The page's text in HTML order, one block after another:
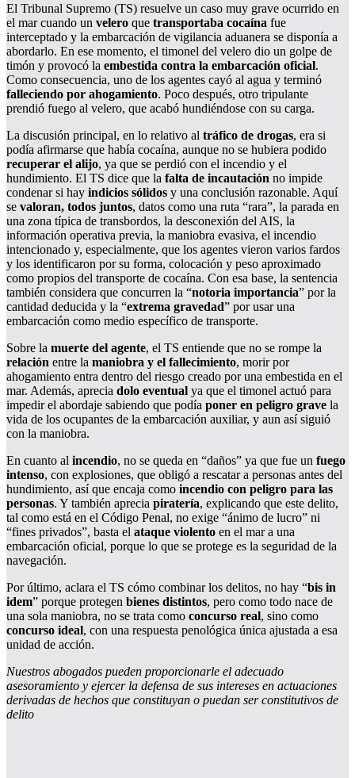
El Tribunal Supremo (TS) resuelve un caso muy grave ocurrido en
el mar cuando un velero que transportaba cocaína fue
interceptado y la embarcación de vigilancia aduanera se disponía a
abordarlo. En ese momento, el timonel del velero dio un golpe de
timón y provocó la embestida contra la embarcación oficial.
Como consecuencia, uno de los agentes cayó al agua y terminó
falleciendo por ahogamiento. Poco después, otro tripulante
prendió fuego al velero, que acabó hundiéndose con su carga.
La discusión principal, en lo relativo al tráfico de drogas, era si
podía afirmarse que había cocaína, aunque no se hubiera podido
recuperar el alijo, ya que se perdió con el incendio y el
hundimiento. El TS dice que la falta de incautación no impide
condenar si hay indicios sólidos y una conclusión razonable. Aquí
se valoran, todos juntos, datos como una ruta “rara”, la parada en
una zona típica de transbordos, la desconexión del AIS, la
información operativa previa, la maniobra evasiva, el incendio
intencionado y, especialmente, que los agentes vieron varios fardos
y los identificaron por su forma, colocación y peso aproximado
como propios del transporte de cocaína. Con esa base, la sentencia
también considera que concurren la “notoria importancia” por la
cantidad deducida y la “extrema gravedad” por usar una
embarcación como medio específico de transporte.
Sobre la muerte del agente, el TS entiende que no se rompe la
relación entre la maniobra y el fallecimiento, morir por
ahogamiento entra dentro del riesgo creado por una embestida en el
mar. Además, aprecia dolo eventual ya que el timonel actuó para
impedir el abordaje sabiendo que podía poner en peligro grave la
vida de los ocupantes de la embarcación auxiliar, y aun así siguió
con la maniobra.
En cuanto al incendio, no se queda en “daños” ya que fue un fuego
intenso, con explosiones, que obligó a rescatar a personas antes del
hundimiento, así que encaja como incendio con peligro para las
personas. Y también aprecia piratería, explicando que este delito,
tal como está en el Código Penal, no exige “ánimo de lucro” ni
“fines privados”, basta el ataque violento en el mar a una
embarcación oficial, porque lo que se protege es la seguridad de la
navegación.
Por último, aclara el TS cómo combinar los delitos, no hay “bis in
idem” porque protegen bienes distintos, pero como todo nace de
una sola maniobra, no se trata como concurso real, sino como
concurso ideal, con una respuesta penológica única ajustada a esa
unidad de acción.
Nuestros abogados pueden proporcionarle el adecuado
asesoramiento y ejercer la defensa de sus intereses en actuaciones
derivadas de hechos que constituyan o puedan ser constitutivos de
delito